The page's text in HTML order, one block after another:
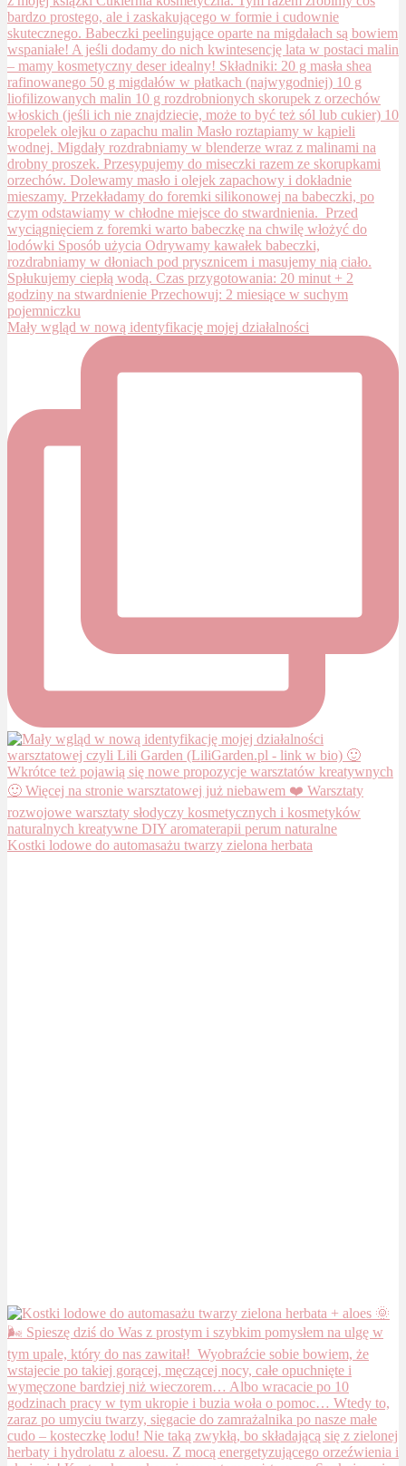
Mały wgląd w nową identyfikację mojej działalności
Kostki lodowe do automasażu twarzy zielona herbata